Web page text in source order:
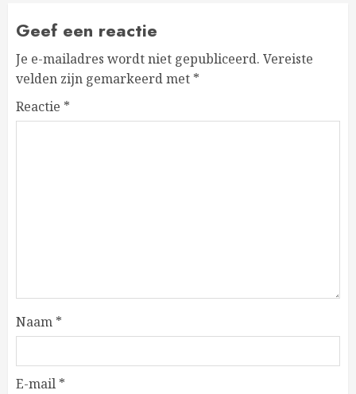
Geef een reactie
Je e-mailadres wordt niet gepubliceerd. Vereiste
velden zijn gemarkeerd met *
Reactie *
Naam *
E-mail *